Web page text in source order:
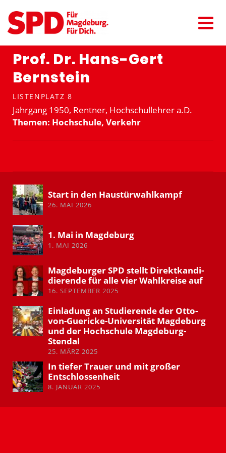
Prof. Dr. Hans-Gert
Bernstein
LISTENPLATZ 8
Jahrgang 1950, Rentner, Hochschul­lehrer a.D.
Themen: Hochschule, Verkehr
Start in den Haustür­wahl­kampf
26. MAI 2026
1. Mai in Magdeburg
1. MAI 2026
Magde­burger SPD stellt Direkt­kan­di­
die­rende für alle vier Wahlkreise auf
16. SEPTEMBER 2025
Einladung an Studie­rende der Otto-
von-Guericke-Univer­sität Magdeburg
und der Hochschule Magdeburg-
Stendal
25. MÄRZ 2025
In tiefer Trauer und mit großer
Entschlos­senheit
8. JANUAR 2025